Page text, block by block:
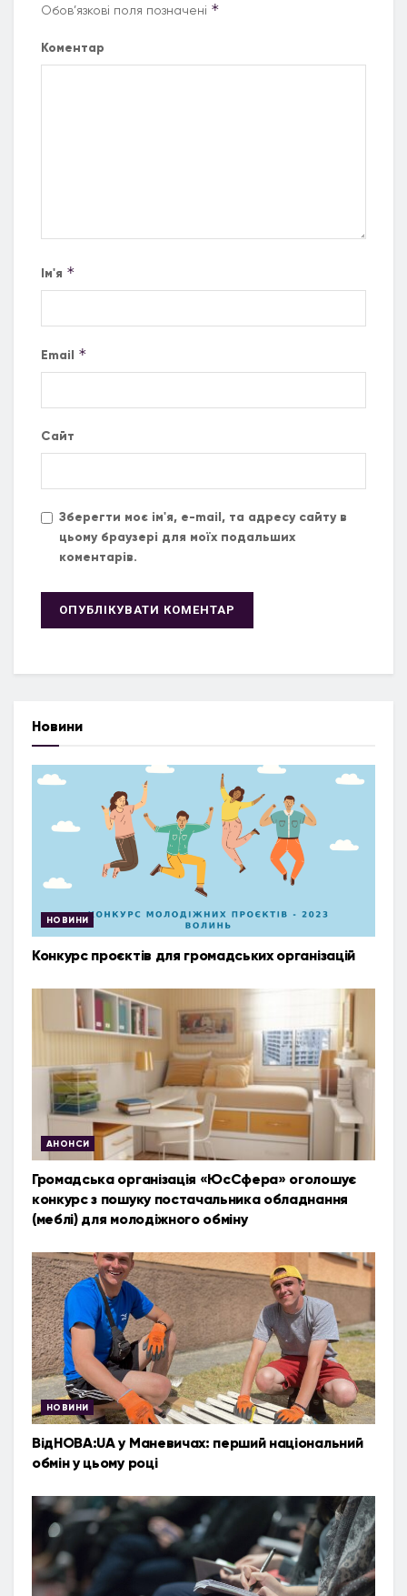
Обов’язкові поля позначені *
Коментар
Ім'я *
Email *
Сайт
Зберегти моє ім'я, e-mail, та адресу сайту в
цьому браузері для моїх подальших
коментарів.
Новини
НОВИНИ
Конкурс проєктів для громадських організацій
АНОНСИ
Громадська організація «ЮсСфера» оголошує
конкурс з пошуку постачальника обладнання
(меблі) для молодіжного обміну
НОВИНИ
ВідНОВА:UA у Маневичах: перший національний
обмін у цьому році